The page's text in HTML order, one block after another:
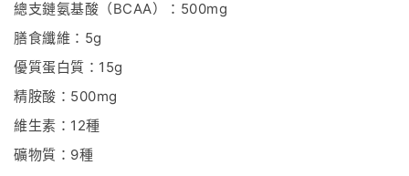
總支鏈氨基酸（BCAA）： 500mg
膳食纖維： 5g
優質蛋白質： 15g
精胺酸： 500mg
維生素： 12種
礦物質： 9種